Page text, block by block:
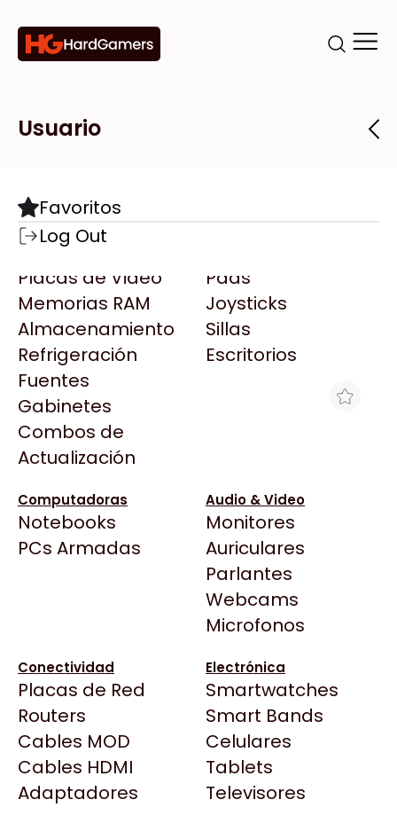
Categorías
Componentes
Motherboards
Microprocesadores
Placas de Video
Memorias RAM
Almacenamiento
Refrigeración
Fuentes
Gabinetes
Combos de
Actualización
Pads
Joysticks
Sillas
Escritorios
Computadoras
Notebooks
PCs Armadas
Audio & Video
Monitores
Auriculares
Parlantes
Webcams
Microfonos
Conectividad
Placas de Red
Routers
Cables MOD
Cables HDMI
Adaptadores
Electrónica
Smartwatches
Smart Bands
Celulares
Tablets
Televisores
Marcas
Todas las Marcas
AMD
AULA
Acer
Adata
AeroCool
Antec
Arkham
Asrock
BenQ
CX
Cooler Master
Deepcool
Dell
EVGA
Gamemax
Genesis
Genius
Tiendas
Destacadas
Todas las Tiendas
Click Gaming
Compufan Store
Dinobyte
Full H4rd
Gaming City
Gezatek
Usuario
Favoritos
Log Out
KIT DE ENSAMBLE IBM 3 X 2,5 IN HS
HDD X3250M5
$53.366
Ver producto en la página de Max Tecno